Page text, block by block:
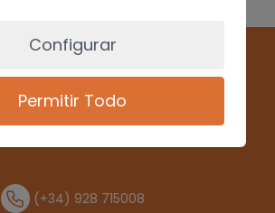
(+34) 928 715008
Configurar
Permitir Todo